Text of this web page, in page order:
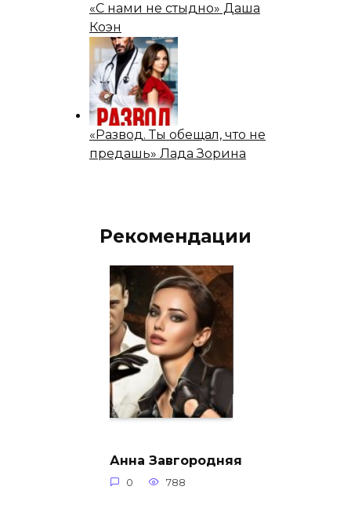
«С нами не стыдно» Даша
Коэн
«Развод. Ты обещал, что не
предашь» Лада Зорина
Рекомендации
Анна Завгородняя
0 788